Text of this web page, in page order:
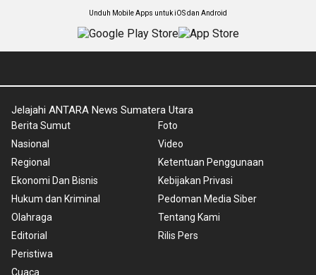
Unduh Mobile Apps untuk iOS dan Android
Jelajahi ANTARA News Sumatera Utara
Berita Sumut
Nasional
Regional
Ekonomi Dan Bisnis
Hukum dan Kriminal
Olahraga
Editorial
Peristiwa
Cuaca
Foto
Video
Ketentuan Penggunaan
Kebijakan Privasi
Pedoman Media Siber
Tentang Kami
Rilis Pers